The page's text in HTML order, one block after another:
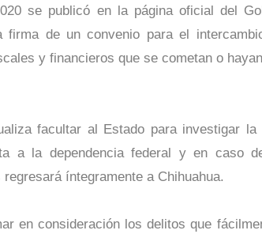
se publicó en la página oficial del
firma de un convenio para el
y financieros que se cometan o
facultar al Estado para investigar
a la dependencia federal y en caso
íntegramente a Chihuahua.
en consideración los delitos que